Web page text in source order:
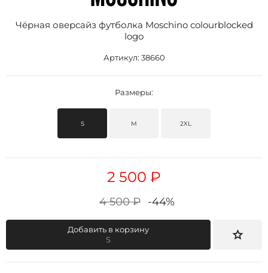
Чёрная оверсайз футболка Moschino colourblocked
logo
Артикул: 38660
Размеры:
S M 2XL
2 500 ₽
4 500 ₽ -44%
Добавить в корзину
S